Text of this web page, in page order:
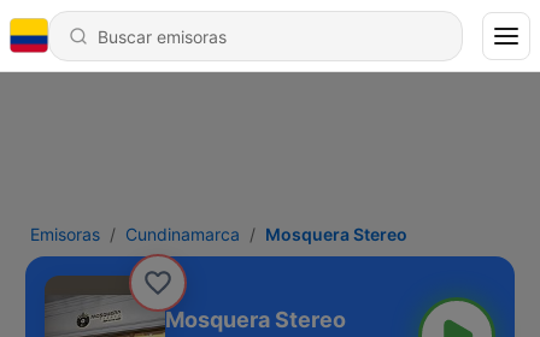
Emisoras Cundinamarca Mosquera Stereo
Mosquera Stereo